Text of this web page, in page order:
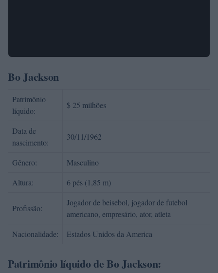
Bo Jackson
Patrimônio
líquido:
$ 25 milhões
Data de
nascimento:
30/11/1962
Gênero:
Masculino
Altura:
6 pés (1,85 m)
Profissão:
Jogador de beisebol, jogador de futebol
americano, empresário, ator, atleta
Nacionalidade:
Estados Unidos da America
Patrimônio líquido de Bo Jackson: